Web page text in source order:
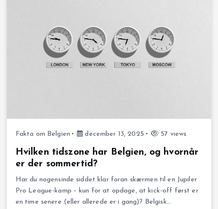
Fakta om Belgien december 13, 2025 57 views
Hvilken tidszone har Belgien, og hvornår
er der sommertid?
Har du nogensinde siddet klar foran skærmen til en Jupiler
Pro League-kamp – kun for at opdage, at kick-off først er
en time senere (eller allerede er i gang)? Belgisk…